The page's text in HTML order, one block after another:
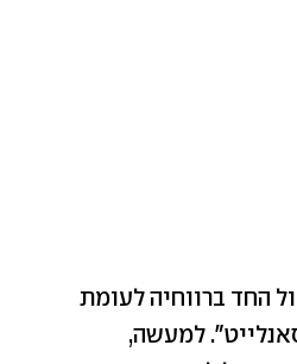
החד ברווחיה לעומת
למעשה,